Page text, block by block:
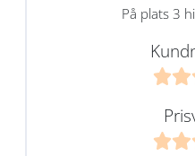
På plats 3